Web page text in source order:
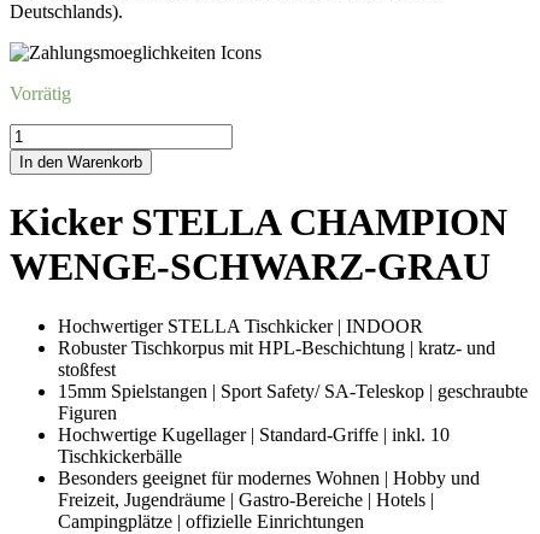
Deutschlands).
Vorrätig
Kicker
STELLA
CHAMPIONWENGE-
GRAU
Menge
In den Warenkorb
Kicker STELLA CHAMPION
WENGE-SCHWARZ-GRAU
Hochwertiger STELLA Tischkicker | INDOOR
Robuster Tischkorpus mit HPL-Beschichtung | kratz- und
stoßfest
15mm Spielstangen | Sport Safety/ SA-Teleskop | geschraubte
Figuren
Hochwertige Kugellager | Standard-Griffe | inkl. 10
Tischkickerbälle
Besonders geeignet für modernes Wohnen | Hobby und
Freizeit, Jugendräume | Gastro-Bereiche | Hotels |
Campingplätze | offizielle Einrichtungen